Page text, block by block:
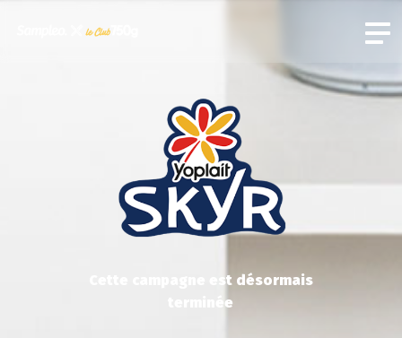
Cette campagne est désormais
terminée